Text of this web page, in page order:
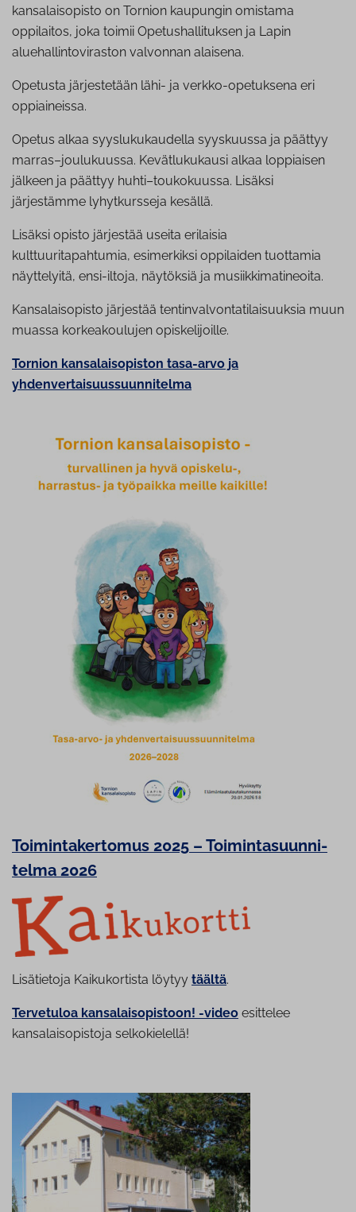
kansalaisopisto on Tornion kaupungin omistama
oppilaitos, joka toimii Opetushallituksen ja Lapin
aluehallintoviraston valvonnan alaisena.
Opetusta järjestetään lähi- ja verkko-opetuksena eri
oppiaineissa.
Opetus alkaa syyslukukaudella syyskuussa ja päättyy
marras–joulukuussa. Kevätlukukausi alkaa loppiaisen
jälkeen ja päättyy huhti–toukokuussa. Lisäksi
järjestämme lyhytkursseja kesällä.
Lisäksi opisto järjestää useita erilaisia
kulttuuritapahtumia, esimerkiksi oppilaiden tuottamia
näyttelyitä, ensi-iltoja, näytöksiä ja musiikkimatineoita.
Kansalaisopisto järjestää tentinvalvontatilaisuuksia muun
muassa korkeakoulujen opiskelijoille.
Tornion kansalaisopiston tasa-arvo ja
yhdenvertaisuussuunnitelma
Toi­min­ta­ker­to­mus 2025 – Toi­min­ta­suun­ni­
tel­ma 2026
Lisätietoja Kaikukortista löytyy täältä.
Tervetuloa kansalaisopistoon! -video esittelee
kansalaisopistoja selkokielellä!